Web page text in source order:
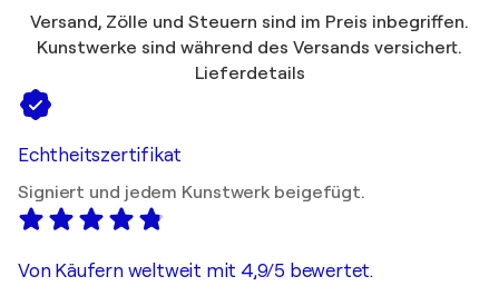
Versand, Zölle und Steuern sind im Preis inbegriffen.
Kunstwerke sind während des Versands versichert.
Lieferdetails
Echtheitszertifikat
Signiert und jedem Kunstwerk beigefügt.
Von Käufern weltweit mit 4,9/5 bewertet.